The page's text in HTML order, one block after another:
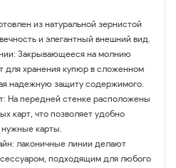
из натуральной зернистой
и элегантный внешний вид.
Закрывающееся на молнию
для хранения купюр в сложенном
надежную защиту содержимого.
На передней стенке расположены
карт, что позволяет удобно
карты.
лаконичные линии делают
подходящим для любого